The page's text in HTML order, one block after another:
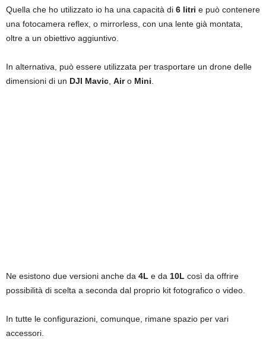
Quella che ho utilizzato io ha una capacità di 6 litri e può contenere
una fotocamera reflex, o mirrorless, con una lente già montata,
oltre a un obiettivo aggiuntivo.
In alternativa, può essere utilizzata per trasportare un drone delle
dimensioni di un DJI Mavic Airo Mini
Ne esistono due versioni anche da 4L e da 10L così da offrire
possibilità di scelta a seconda dal proprio kit fotografico o video.
In tutte le configurazioni, comunque, rimane spazio per vari
accessori.